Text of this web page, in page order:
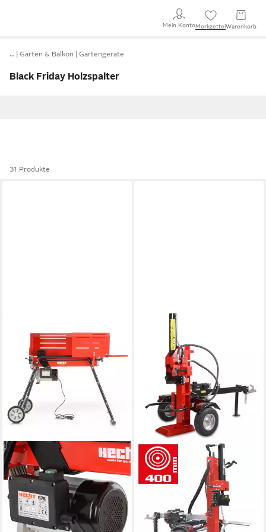
Mein KontoMerkzettel Warenkorb
… Garten & Balkon Gartengeräte
Black Friday Holzspalter
31 Produkte